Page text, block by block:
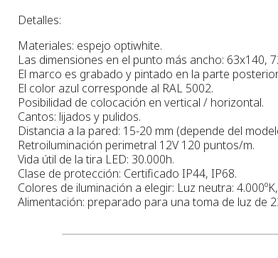
Detalles:
Materiales: espejo optiwhite.
Las dimensiones en el punto más ancho: 63x140,
El marco es grabado y pintado en la parte
El color azul corresponde al RAL 5002.
Posibilidad de colocación en vertical / horizontal.
Cantos: lijados y pulidos.
Distancia a la pared: 15-20 mm (depende del
Retroiluminación perimetral 12V 120 puntos/m.
Vida útil de la tira LED: 30.000h.
Clase de protección: Certificado IP44, IP68.
Colores de iluminación a elegir: Luz neutra:
Alimentación: preparado para una toma de luz de